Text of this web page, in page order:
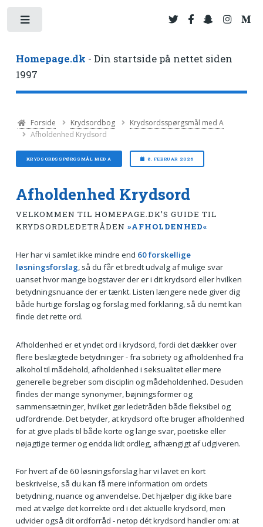
Homepage.dk - Din startside på nettet siden
1997
Forside Krydsordbog
Krydsordsspørgsmål med A
Afholdenhed Krydsord
KRYDSORDSSPØRGSMÅL MED A 8. FEBRUAR 2026
Afholdenhed Krydsord
VELKOMMEN TIL HOMEPAGE.DK’S GUIDE TIL
KRYDSORDLEDETRÅDEN »AFHOLDENHED«
Her har vi samlet ikke mindre end 60 forskellige
løsningsforslag, så du får et bredt udvalg af mulige svar
uanset hvor mange bogstaver der er i dit krydsord eller hvilken
betydningsnuance der er tænkt. Listen længere nede giver dig
både hurtige forslag og forslag med forklaring, så du nemt kan
finde det rette ord.
Afholdenhed er et yndet ord i krydsord, fordi det dækker over
flere beslægtede betydninger - fra sobriety og afholdenhed fra
alkohol til mådehold, afholdenhed i seksualitet eller mere
generelle begreber som disciplin og mådeholdenhed. Desuden
findes der mange synonymer, bøjningsformer og
sammensætninger, hvilket gør ledetråden både fleksibel og
udfordrende. Det betyder, at krydsord ofte bruger afholdenhed
for at give plads til både korte og lange svar, poetiske eller
nøjagtige termer og endda lidt ordleg, afhængigt af udgiveren.
For hvert af de 60 løsningsforslag har vi lavet en kort
beskrivelse, så du kan få mere information om ordets
betydning, nuance og anvendelse. Det hjælper dig ikke bare
med at vælge det korrekte ord i det aktuelle krydsord, men
udvider også dit ordforråd - netop dét krydsord handler om: at